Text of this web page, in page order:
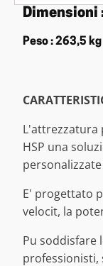
Dimensioni
Peso : 263,5 kg
L'attrezzatura
HSP una
E' progettato
velocit, la
Pu soddisfare
professionisti,